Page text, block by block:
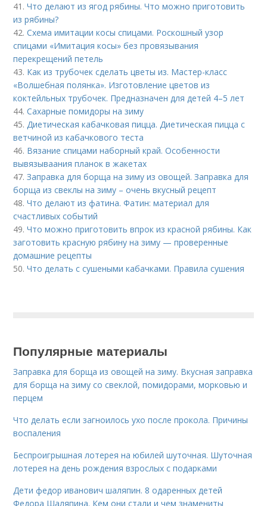
41.Что делают из ягод рябины. Что можно приготовить
из рябины?
42.Схема имитации косы спицами. Роскошный узор
спицами «Имитация косы» без провязывания
перекрещений петель
43. Как из трубочек сделать цветы из. Мастер-класс
«Волшебная полянка». Изготовление цветов из
коктейльных трубочек. Предназначен для детей 4–5 лет
44.Сахарные помидоры на зиму
45.Диетическая кабачковая пицца. Диетическая пицца с
ветчиной из кабачкового теста
46. Вязание спицами наборный край. Особенности
вывязываания планок в жакетах
47.Заправка для борща на зиму из овощей. Заправка для
борща из свеклы на зиму – очень вкусный рецепт
48.Что делают из фатина. Фатин: материал для
счастливых событий
49.Что можно приготовить впрок из красной рябины. Как
заготовить красную рябину на зиму — проверенные
домашние рецепты
50.Что делать с сушеными кабачками. Правила сушения
Популярные материалы
Заправка для борща из овощей на зиму. Вкусная заправка
для борща на зиму со свеклой, помидорами, морковью и
перцем
Что делать если загноилось ухо после прокола. Причины
воспаления
Беспроигрышная лотерея на юбилей шуточная. Шуточная
лотерея на день рождения взрослых с подарками
Дети федор иванович шаляпин. 8 одаренных детей
Федора Шаляпина. Кем они стали и чем знамениты